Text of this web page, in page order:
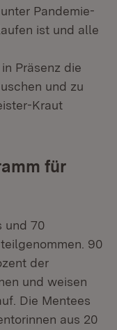
Pandemie-
ist und alle
Präsenz die
und zu
Kraut
für
und 70
90
der
und weisen
Die Mentees
aus 20